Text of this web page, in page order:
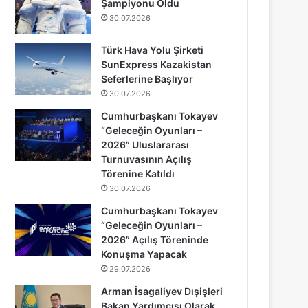
Şampiyonu Oldu
30.07.2026
Türk Hava Yolu Şirketi
SunExpress Kazakistan
Seferlerine Başlıyor
30.07.2026
Cumhurbaşkanı Tokayev
“Geleceğin Oyunları –
2026” Uluslararası
Turnuvasının Açılış
Törenine Katıldı
30.07.2026
Cumhurbaşkanı Tokayev
“Geleceğin Oyunları –
2026” Açılış Töreninde
Konuşma Yapacak
29.07.2026
Arman İsagaliyev Dışişleri
Bakan Yardımcısı Olarak